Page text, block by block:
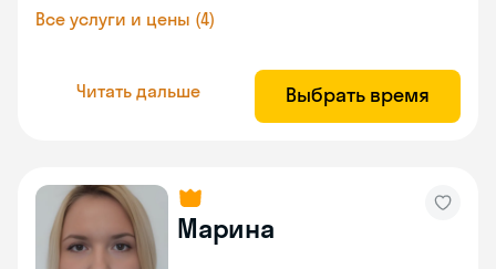
Все услуги и цены (4)
Читать дальше Выбрать время
Марина